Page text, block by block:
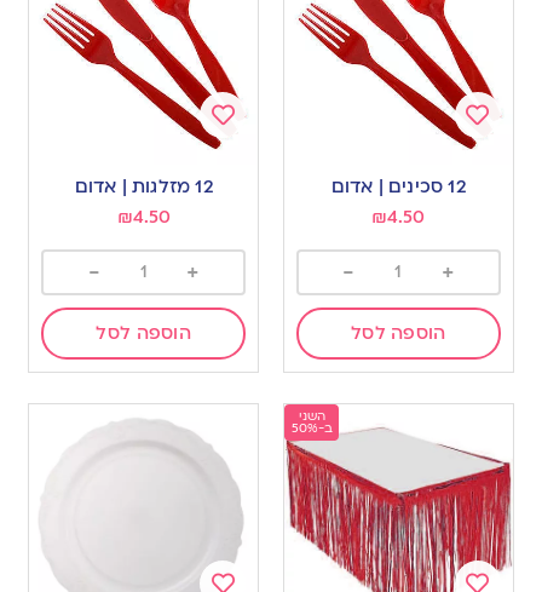
Add
12 סכינים | אדום
₪4.50
+
-
הוספה לסל
Add
12 מזלגות | אדום
₪4.50
+
-
הוספה לסל
השני
ב-50%